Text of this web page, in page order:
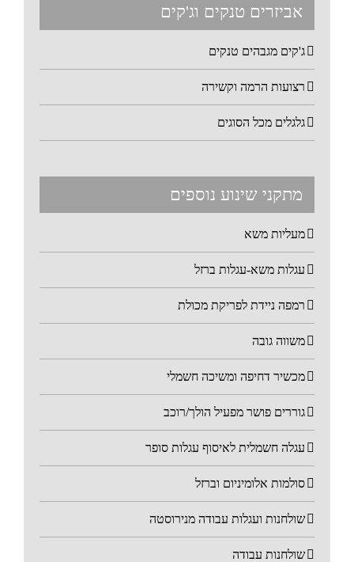
אביזרים טנקים וג'קים
ג'קים מגבהים טנקים
רצועות הרמה וקשירה
גלגלים מכל הסוגים
מתקני שינוע נוספים
מעליות משא
עגלות משא-עגלות ברזל
רמפה ניידת לפריקת מכולת
משווה גובה
מכשיר דחיפה ומשיכה חשמלי
גוררים פושר מפעיל הולך/רוכב
עגלה חשמלית לאיסוף עגלות סופר
סולמות אלומיניום וברזל
שולחנות ועגלות עבודה מנירוסטה
שולחנות עבודה